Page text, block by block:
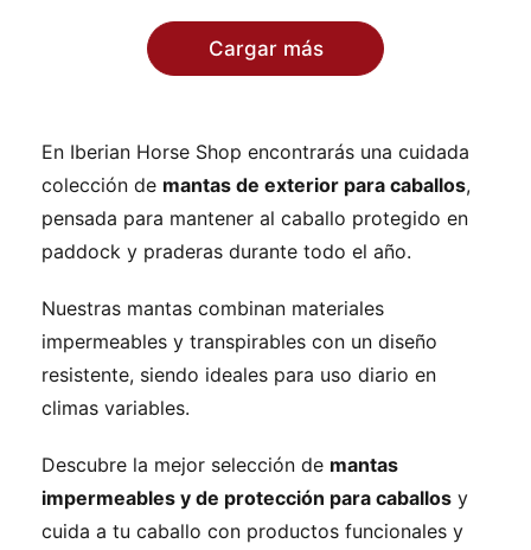
Cargar más
En Iberian Horse Shop encontrarás una cuidada
colección de mantas de exterior para caballos,
pensada para mantener al caballo protegido en
paddock y praderas durante todo el año.
Nuestras mantas combinan materiales
impermeables y transpirables con un diseño
resistente, siendo ideales para uso diario en
climas variables.
Descubre la mejor selección de mantas
impermeables y de protección para caballos y
cuida a tu caballo con productos funcionales y